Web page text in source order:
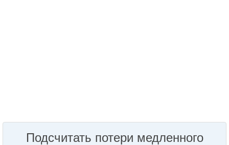
Подсчитать потери медленного